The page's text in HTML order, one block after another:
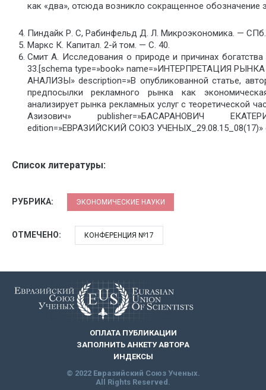
как «два», отсюда возникло сокращенное обозначение
Пиндайк Р. С, Рабинфельд Д. Л. Микроэкономика. —
Маркс К. Капитал. 2-й том. — С. 40.
Смит А. Исследования о природе и причинах
33.[schema type=»book» name=»ИНТЕРПРЕТАЦИЯ
АНАЛИЗЫ» description=»В опубликованной статье,
предпосылки рекламного рынка как
анализирует рынка рекламных услуг с теоретической
Азизович» publisher=»БАСАРАНОВИЧ
edition=»ЕВРАЗИЙСКИЙ СОЮЗ УЧЕНЫХ_29.08.15_08(17)»
Список литературы:
РУБРИКА: ЭКОНОМИЧЕСКИЕ НАУКИ
ОТМЕЧЕНО: КОНФЕРЕНЦИЯ №17
ОПЛАТА ПУБЛИКАЦИИ
ЗАПОЛНИТЬ АНКЕТУ АВТОРА
ИНДЕКСЫ
© 2022 Евразийский Союз Ученых.
All Rights Reserved.